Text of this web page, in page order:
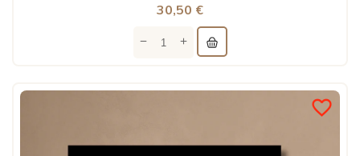
30,50 €
favorite_border